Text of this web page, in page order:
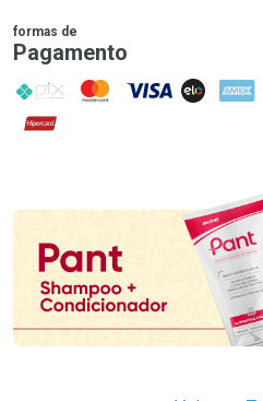
formas de
Pagamento
PIX MasterCard
VISA ELO AMEX
Hipercard